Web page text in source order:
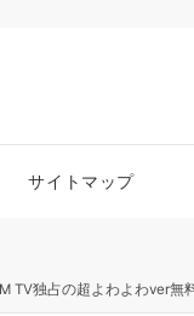
サイトマップ
TV独占の超よわよわver無